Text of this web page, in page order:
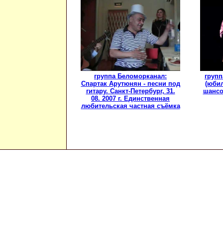
группа Беломорканал:
Спартак Арутюнян - песни под
гитару. Санкт-Петербург, 31.
08. 2007 г. Единственная
любительская частная съёмка